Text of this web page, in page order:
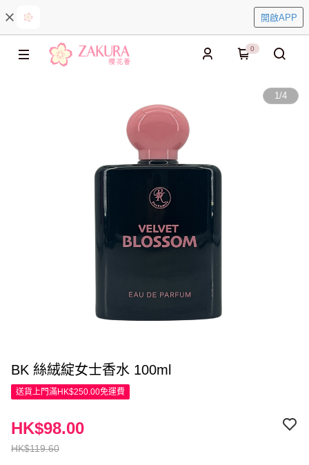
開啟APP
0
1/4
BK 絲絨綻女士香水 100ml
送貨上門滿HK$250.00免運費
HK$119.60
HK$98.00